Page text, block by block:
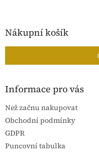
Nákupní košík
Informace pro vás
Než začnu nakupovat
Obchodní podmínky
GDPR
Puncovní tabulka